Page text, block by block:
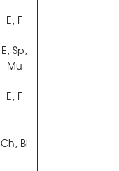
E, F
E, Sp,
Mu
E, F
Ch, Bi